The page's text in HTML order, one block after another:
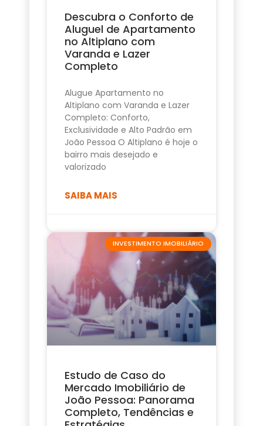
Descubra o Conforto de
Aluguel de Apartamento
no Altiplano com
Varanda e Lazer
Completo
Alugue Apartamento no
Altiplano com Varanda e Lazer
Completo: Conforto,
Exclusividade e Alto Padrão em
João Pessoa O Altiplano é hoje o
bairro mais desejado e
valorizado
SAIBA MAIS
INVESTIMENTO IMOBILIÁRIO
Estudo de Caso do
Mercado Imobiliário de
João Pessoa: Panorama
Completo, Tendências e